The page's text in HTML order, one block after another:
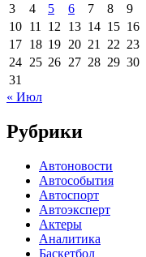
3
4 5 6 7 8
9
10 11 12 13 14 15 16
17 18 19 20 21 22 23
24 25 26 27 28 29 30
31
« Июл
Рубрики
Автоновости
Автособытия
Автоспорт
Автоэксперт
Актеры
Аналитика
Баскетбол